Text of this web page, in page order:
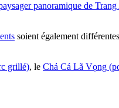
panoramique de Trang
soient également
grillé), le Chả Cá Lã Vọng